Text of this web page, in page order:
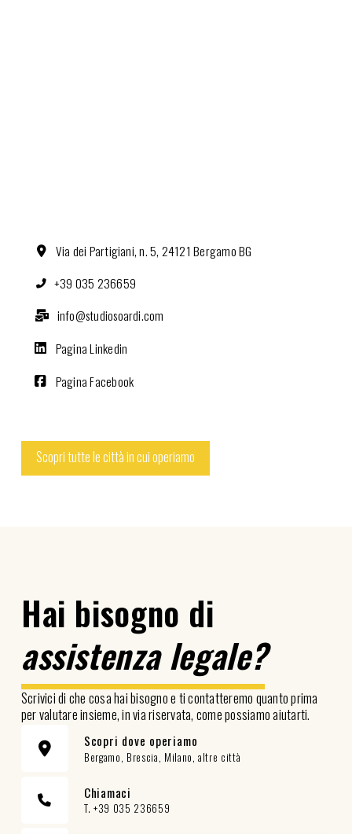
Via dei Partigiani, n. 5, 24121 Bergamo BG
+39 035 236659
info@studiosoardi.com
Pagina Linkedin
Pagina Facebook
Scopri tutte le città in cui operiamo
Hai bisogno di
assistenza legale?
Scrivici di che cosa hai bisogno e ti contatteremo quanto prima
per valutare insieme, in via riservata, come possiamo aiutarti.
Scopri dove operiamo
Bergamo, Brescia, Milano, altre città
Chiamaci
T. +39 035 236659